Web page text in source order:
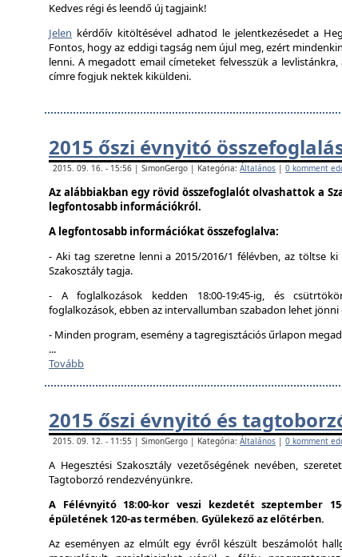
Kedves régi és leendő új tagjaink!
Jelen kérdőív kitöltésével adhatod le jelentkezésedet a
Fontos, hogy az eddigi tagság nem újul meg, ezért
lenni. A megadott email címeteket felvesszük a
címre fogjuk nektek kiküldeni.
2015 őszi évnyitó
2015. 09. 16. - 15:56 | SimonGergo | Kategória: Általános | 0 komment
Az alábbiakban egy rövid összefoglalót olvashattok a
legfontosabb információkról.
A legfontosabb információkat összefoglalva:
- Aki tag szeretne lenni a 2015/2016/1 félévben, az töltse ki
Szakosztály tagja.
- A foglalkozások kedden 18:00-19:45-ig, és
foglalkozások, ebben az intervallumban szabadon lehet jönni
- Minden program, esemény a tagregisztációs űrlapon
...
Tovább
2015 őszi évnyitó és
2015. 09. 12. - 11:55 | SimonGergo | Kategória: Általános | 0 komment
A Hegesztési Szakosztály vezetőségének nevében,
Tagtoborzó rendezvényünkre.
A Félévnyitó 18:00-kor veszi kezdetét szeptember
épületének 120-as termében. Gyülekező az előtérben.
Az eseményen az elmúlt egy évről készült beszámolót